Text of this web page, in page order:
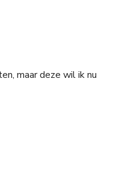
maar deze wil ik nu